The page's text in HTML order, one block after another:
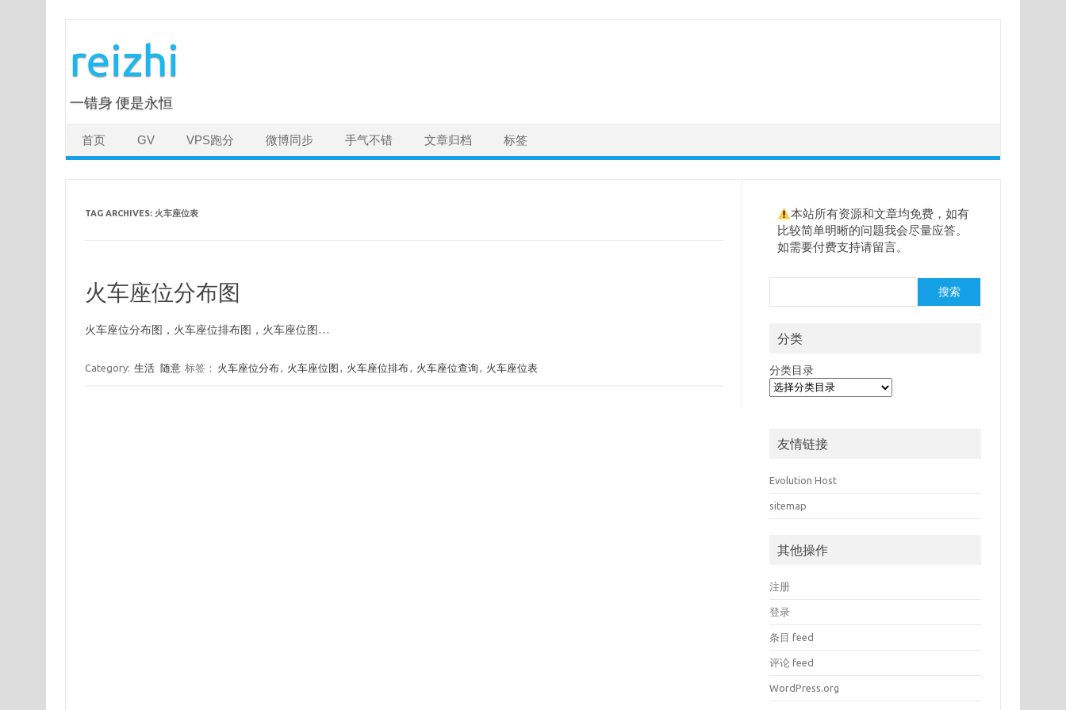
reizhi
一错身 便是永恒
首页 GV VPS跑分 微博同步 手气不错 文章归档 标签
TAG ARCHIVES: 火车座位表
火车座位分布图
火车座位分布图，火车座位排布图，火车座位图…
Category: 生活 随意 标签： 火车座位分布, 火车座位图 , 火车座位排布, 火车座位查询 , 火车座位表
本站所有资源和文章均免费，如有
比较简单明晰的问题我会尽量应答。
如需要付费支持请留言。
索
搜索
分类
分类目录
友情链接
Evolution Host
sitemap
其他操作
注册
登录
条目 feed
评论 feed
WordPress.org